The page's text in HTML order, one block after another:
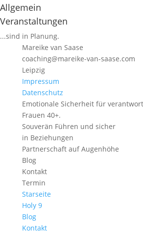
Allgemein
Veranstaltungen
...sind in Planung.
Mareike van Saase
coaching@mareike-van-saase.com
Leipzig
Impressum
Datenschutz
Emotionale Sicherheit für
Frauen 40+.
Souverän Führen und sicher
in Beziehungen
Partnerschaft auf Augenhöhe
Blog
Kontakt
Termin
Starseite
Holy 9
Blog
Kontakt